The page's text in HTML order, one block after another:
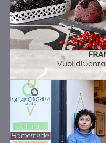
Vuoi